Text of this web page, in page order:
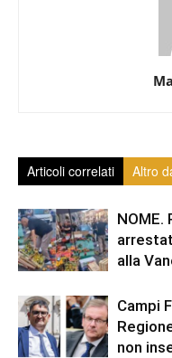
Articoli correlati Altro
alla
Campi
non